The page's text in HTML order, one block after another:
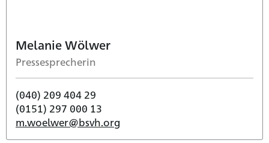
Melanie Wölwer
Pressesprecherin
(040) 209 404 29
(0151) 297 000 13
m.woelwer@bsvh.org